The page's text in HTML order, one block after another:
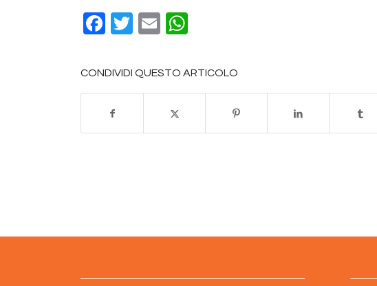
Facebook
Twitter
Email
CONDIVIDI QUESTO ARTICOLO